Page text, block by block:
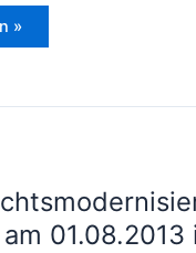
»
01.08.2013